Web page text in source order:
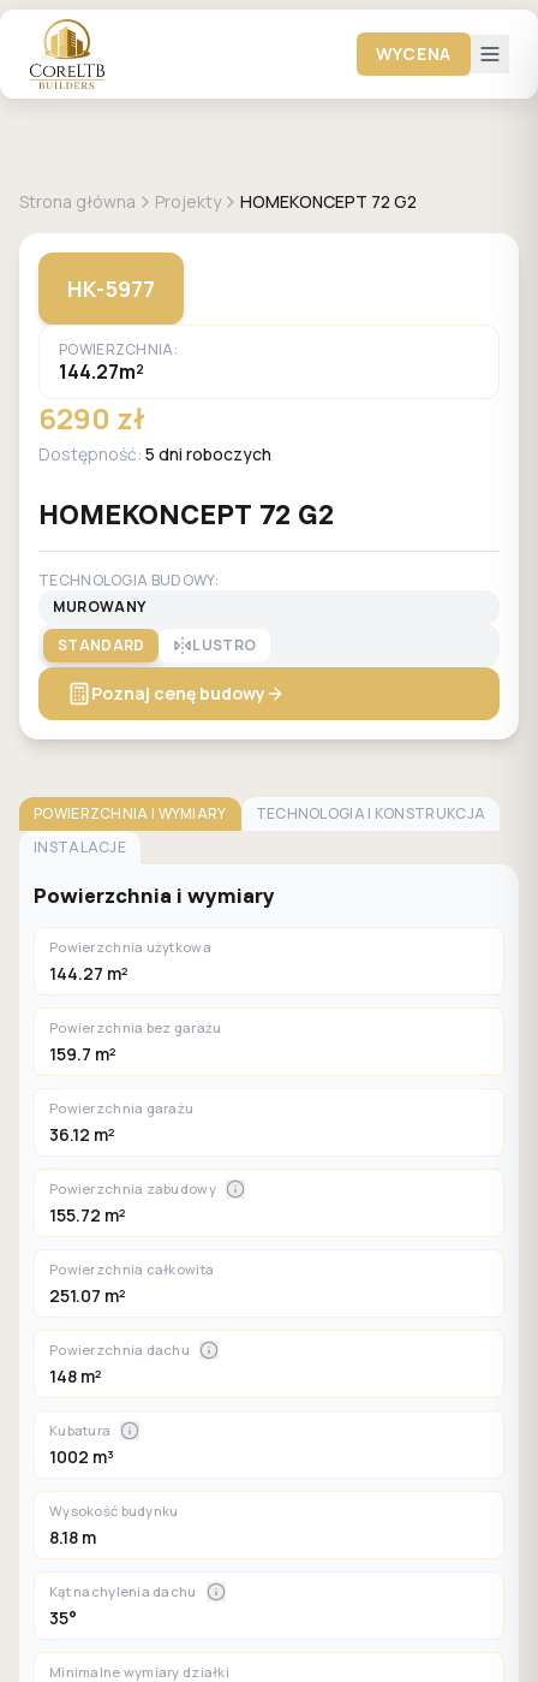
WYCENA
Strona główna Projekty HOMEKONCEPT 72 G2
HK-5977
POWIERZCHNIA:
144.27m²
6290 zł
Dostępność: 5 dni roboczych
HOMEKONCEPT 72 G2
TECHNOLOGIA BUDOWY:
MUROWANY
STANDARD
LUSTRO
Poznaj cenę budowy
POWIERZCHNIA I WYMIARY
TECHNOLOGIA I KONSTRUKCJA
INSTALACJE
Powierzchnia i wymiary
Powierzchnia użytkowa
144.27 m²
Powierzchnia bez garażu
159.7 m²
Powierzchnia garażu
36.12 m²
Powierzchnia zabudowy
155.72 m²
Powierzchnia całkowita
251.07 m²
Powierzchnia dachu
148 m²
Kubatura
1002 m³
Wysokość budynku
8.18 m
Kąt nachylenia dachu
35°
Minimalne wymiary działki